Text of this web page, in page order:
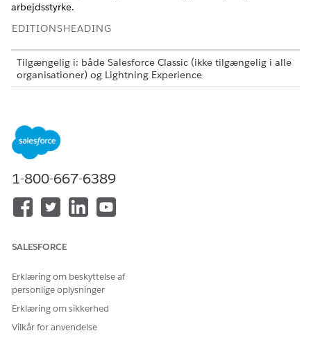
arbejdsstyrke.
EDITIONSHEADING
Tilgængelig i: både Salesforce Classic (ikke tilgængelig i alle
organisationer) og Lightning Experience
versionerne
BEMÆRK
Field Service er nu Agentforce Field Service and
applikationer og -dokumentation.
Opsæt Field Service-aftaleassistent
Aftaleassistenten hjælper dig med at holde styr på dine
kunders serviceoplevelse fra det øjeblik, de kontakter dig,
til det øjeblik, hvor din mobile medarbejdere ankommer
1-800-667-6389
SALESFORCE
Erklæring om beskyttelse af
personlige oplysninger
Erklæring om sikkerhed
Vilkår for anvendelse